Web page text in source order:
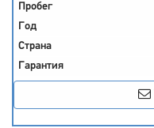
Пробег
Год
Страна
Гарантия